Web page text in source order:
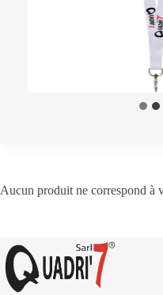
Aucun produit ne correspond à